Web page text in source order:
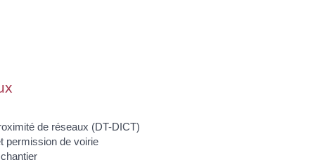
de réseaux (DT-DICT)
permission de voirie